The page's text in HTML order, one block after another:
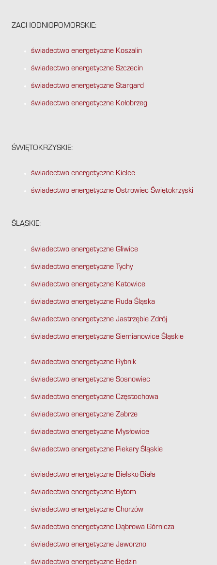
ZACHODNIOPOMORSKIE:
świadectwo energetyczne Koszalin
świadectwo energetyczne Szczecin
świadectwo energetyczne Stargard
świadectwo energetyczne Kołobrzeg
ŚWIĘTOKRZYSKIE:
świadectwo energetyczne Kielce
świadectwo energetyczne Ostrowiec Świętokrzyski
ŚLĄSKIE:
świadectwo energetyczne Gliwice
świadectwo energetyczne Tychy
świadectwo energetyczne Katowice
świadectwo energetyczne Ruda Śląska
świadectwo energetyczne Jastrzębie Zdrój
świadectwo energetyczne Siemianowice Śląskie
świadectwo energetyczne Rybnik
świadectwo energetyczne Sosnowiec
świadectwo energetyczne Częstochowa
świadectwo energetyczne Zabrze
świadectwo energetyczne Mysłowice
świadectwo energetyczne Piekary Śląskie
świadectwo energetyczne Bielsko-Biała
świadectwo energetyczne Bytom
świadectwo energetyczne Chorzów
świadectwo energetyczne Dąbrowa Górnicza
świadectwo energetyczne Jaworzno
świadectwo energetyczne Będzin